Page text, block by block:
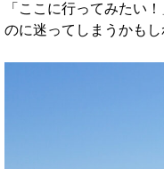
「ここに行ってみたい
のに迷ってしまうかもし